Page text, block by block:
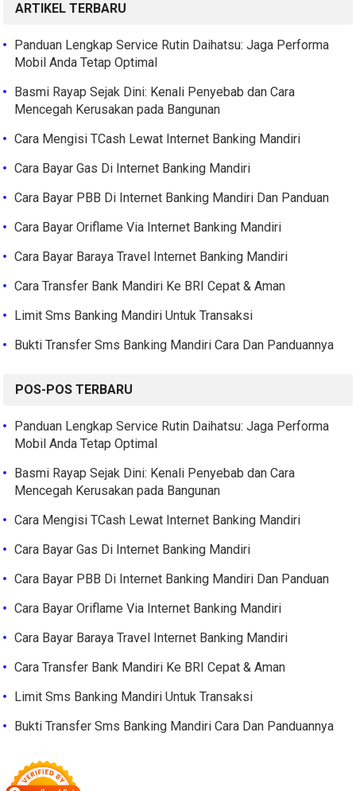
ARTIKEL TERBARU
Panduan Lengkap Service Rutin Daihatsu: Jaga Performa
Mobil Anda Tetap Optimal
Basmi Rayap Sejak Dini: Kenali Penyebab dan Cara
Mencegah Kerusakan pada Bangunan
Cara Mengisi TCash Lewat Internet Banking Mandiri
Cara Bayar Gas Di Internet Banking Mandiri
Cara Bayar PBB Di Internet Banking Mandiri Dan Panduan
Cara Bayar Oriflame Via Internet Banking Mandiri
Cara Bayar Baraya Travel Internet Banking Mandiri
Cara Transfer Bank Mandiri Ke BRI Cepat & Aman
Limit Sms Banking Mandiri Untuk Transaksi
Bukti Transfer Sms Banking Mandiri Cara Dan Panduannya
POS-POS TERBARU
Panduan Lengkap Service Rutin Daihatsu: Jaga Performa
Mobil Anda Tetap Optimal
Basmi Rayap Sejak Dini: Kenali Penyebab dan Cara
Mencegah Kerusakan pada Bangunan
Cara Mengisi TCash Lewat Internet Banking Mandiri
Cara Bayar Gas Di Internet Banking Mandiri
Cara Bayar PBB Di Internet Banking Mandiri Dan Panduan
Cara Bayar Oriflame Via Internet Banking Mandiri
Cara Bayar Baraya Travel Internet Banking Mandiri
Cara Transfer Bank Mandiri Ke BRI Cepat & Aman
Limit Sms Banking Mandiri Untuk Transaksi
Bukti Transfer Sms Banking Mandiri Cara Dan Panduannya